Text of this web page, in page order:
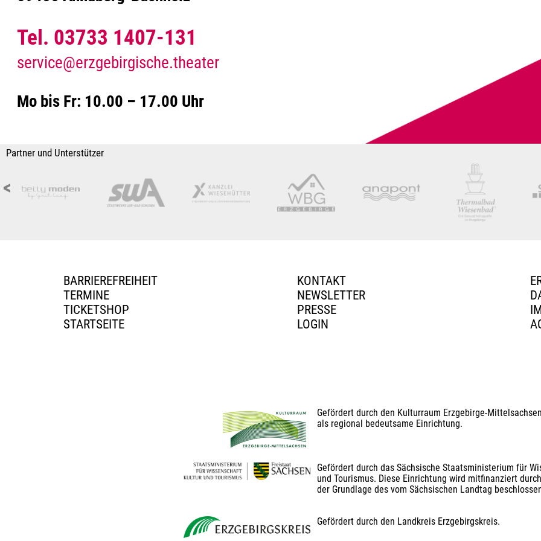
Tel. 03733 1407-131
service@erzgebirgische.theater
Mo bis Fr: 10.00 – 17.00 Uhr
Partner und Unterstützer
<
BARRIEREFREIHEIT
TERMINE
TICKETSHOP
STARTSEITE
KONTAKT
NEWSLETTER
PRESSE
LOGIN
Gefördert durch den Kulturraum Erzgebirge-
als regional bedeutsame Einrichtung.
Gefördert durch das Sächsische Staatsministerium für
und Tourismus. Diese Einrichtung wird mitfinanziert
der Grundlage des vom Sächsischen Landtag
Gefördert durch den Landkreis Erzgebirgskreis.